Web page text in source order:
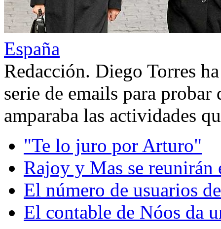
España
Redacción. Diego Torres
serie de emails para
amparaba las actividades
"Te lo juro por Arturo"
Rajoy y Mas se reunirán
El número de usuarios
El contable de Nóos da